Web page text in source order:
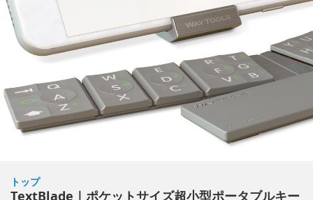
トップ
TextBlade｜ポケットサイズ超小型ポータブルキー